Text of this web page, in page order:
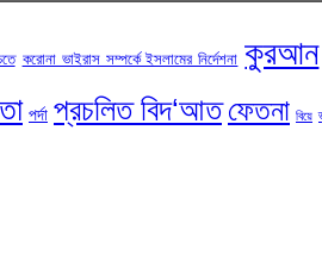
করোনা ভাইরাস সম্পর্কে ইসলামের নির্দেশনা কুরআন
পর্দা প্রচলিত বিদ‘আত ফেতনা বিয়ে